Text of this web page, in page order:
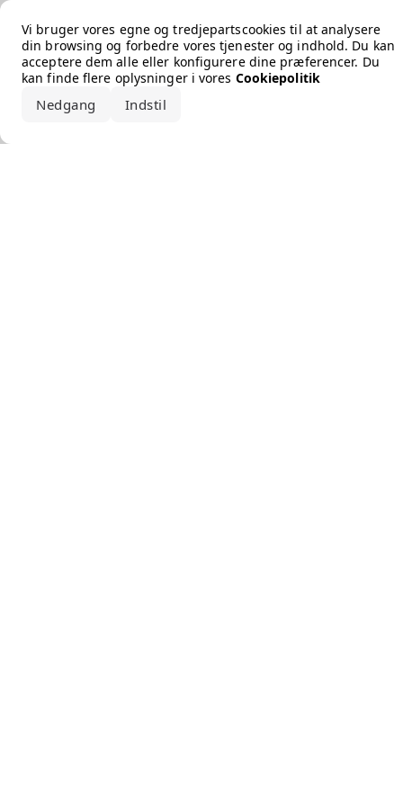
Vi bruger vores egne og tredjepartscookies til at analysere
din browsing og forbedre vores tjenester og indhold. Du kan
acceptere dem alle eller konfigurere dine præferencer. Du
kan finde flere oplysninger i vores Cookiepolitik
Nedgang Indstil
Error loading the brand